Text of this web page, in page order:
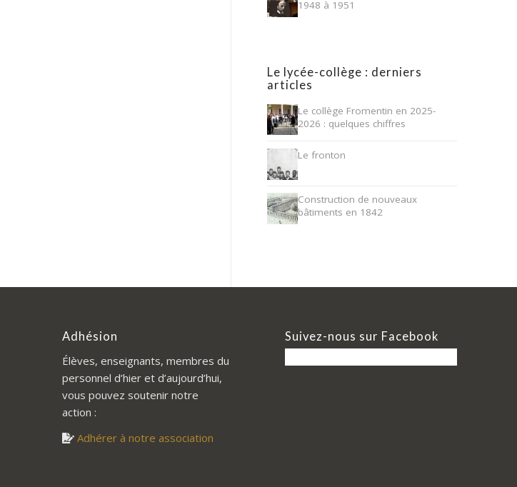
1948 à 1951
Le lycée-collège : derniers
articles
Le collège Fromentin en 2025-
2026 : quelques chiffres
Le fronton
Construction de nouveaux
bâtiments en 1842
Adhésion
Élèves, enseignants, membres du
personnel d’hier et d’aujourd’hui,
vous pouvez soutenir notre
action :
Adhérer à notre association
Suivez-nous sur Facebook